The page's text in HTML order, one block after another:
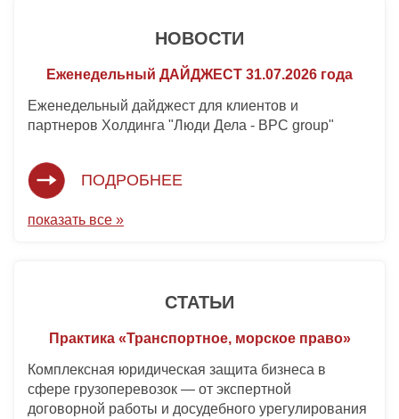
НОВОСТИ
Еженедельный ДАЙДЖЕСТ 31.07.2026 года
Еженедельный дайджест для клиентов и
партнеров Холдинга "Люди Дела - BPC group"
ПОДРОБНЕЕ
показать все »
СТАТЬИ
Практика «Транспортное, морское право»
Комплексная юридическая защита бизнеса в
сфере грузоперевозок — от экспертной
договорной работы и досудебного урегулирования